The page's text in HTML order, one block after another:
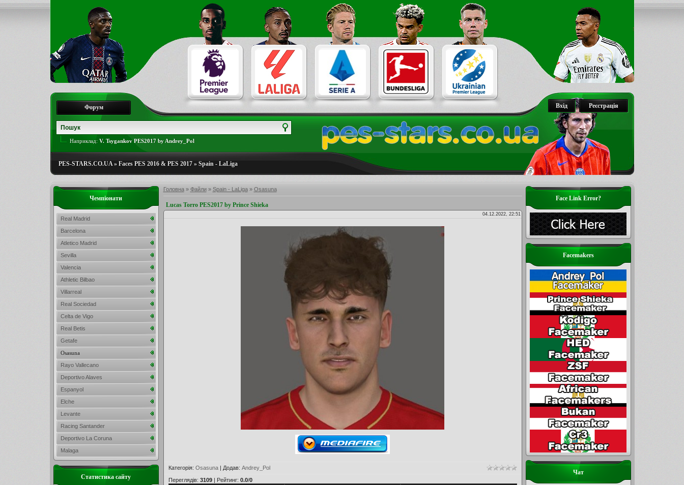
Реєстрація
Вхід
Форум
Наприклад: V. Tsygankov PES2017 by Andrey_Pol
PES-STARS.CO.UA» Faces PES 2016 & PES 2017» Spain - LaLiga
Головна» Файли» Spain - LaLiga» Osasuna
Lucas Torro PES2017 by Prince Shieka
04.12.2022, 22:51
Категорія: Osasuna| Додав: Andrey_Pol
Переглядів: 3109| Рейтинг: 0.0/0
Face Link Error?
Facemakers
Чат
Чемпіонати
Real Madrid
Barcelona
Atletico Madrid
Sevilla
Valencia
Athletic Bilbao
Villarreal
Real Sociedad
Celta de Vigo
Real Betis
Getafe
Osasuna
Rayo Vallecano
Deportivo Alaves
Espanyol
Elche
Levante
Racing Santander
Deportivo La Coruna
Malaga
Статистика сайту